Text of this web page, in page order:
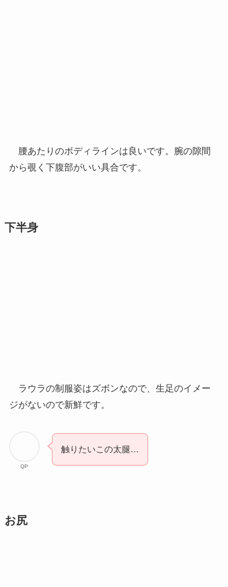
腰あたりのボディラインは良いです。腕の隙間
から覗く下腹部がいい具合です。
下半身
ラウラの制服姿はズボンなので、生足のイメー
ジがないので新鮮です。
QP
触りたいこの太腿…
お尻